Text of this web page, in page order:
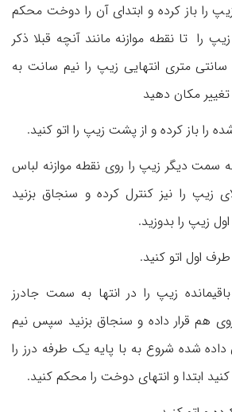
را باز کرده و ابتدای آن را دوخت محکم
را تا نقطه موازنه مانند آنچه قبلا ذکر
شد بدوزید ، از 1 سانتی متری انتهایی زیپ را نیم سانت به
مکان دهید
را باز کرده و از پشت زیپ را اتو کنید.
سمت دیگر زیپ را روی نقطه موازنه لباس
زیپ را نیز کنترل کرده و سنجاق بزنید
زیپ را بدوزید.
اول اتو کنید.
زیپ را در انتها به سمت جادرز
هم قرار داده و سنجاق بزنید سپس نیم
شده شروع به با پایه یک طرفه درز را
ابتدا و انتهای دوخت را محکم کنید.